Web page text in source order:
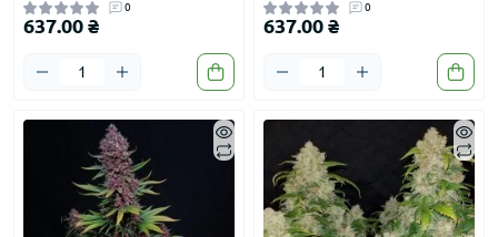
0
637.00 ₴
0
637.00 ₴